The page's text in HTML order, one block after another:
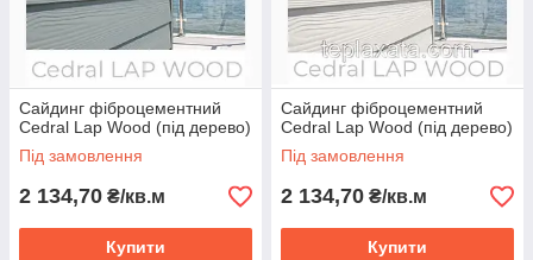
Сайдинг фіброцементний
Cedral Lap Wood (під дерево)
Під замовлення
2 134,70 ₴/кв.м
Купити
Сайдинг фіброцементний
Cedral Lap Wood (під дерево)
Під замовлення
2 134,70 ₴/кв.м
Купити